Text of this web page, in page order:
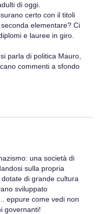
di oggi.
certo con il titoli
elementare? Ci
e lauree in giro.
parla di politica Mauro,
commenti a sfondo
una società di
sulla propria
di grande cultura
sviluppato
eppure come vedi non
governanti!